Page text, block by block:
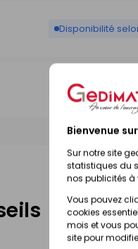
Bienvenue
Sur notre site
statistiques du
nos publicités à
Vous pouvez
cookies
mois et vous
site pour
Disponibilité
Disponibilité